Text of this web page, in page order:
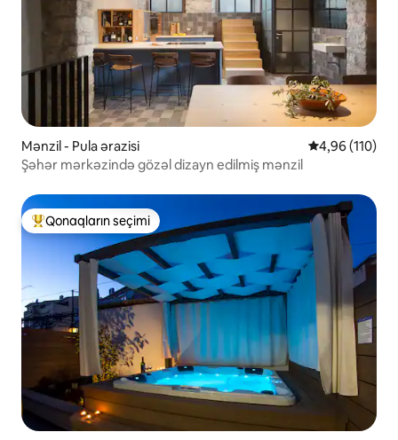
Mənzil - Pula ərazisi Ortalama
4,96 (110)
Şəhər mərkəzində gözəl dizayn edilmiş mənzil
Populyar "Qonaqların seçimi"
Qonaqların seçimi